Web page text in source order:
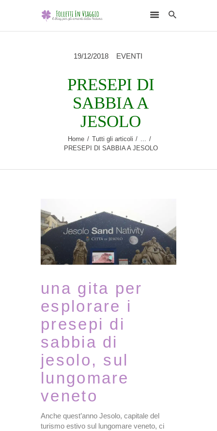
19/12/2018 EVENTI
PRESEPI DI
SABBIA A
JESOLO
Home Tutti gli articoli
PRESEPI DI SABBIA A JESOLO
DESTINAZIONI
SCEGLI L’ELEMENTO
NATURALE
una gita per
esplorare i
presepi di
sabbia di
jesolo, sul
lungomare
veneto
Anche quest’anno Jesolo, capitale del
turismo estivo sul lungomare veneto, ci